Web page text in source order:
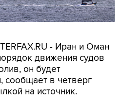
- Иран и Оман
движения судов
он будет
сообщает в четверг
на источник.